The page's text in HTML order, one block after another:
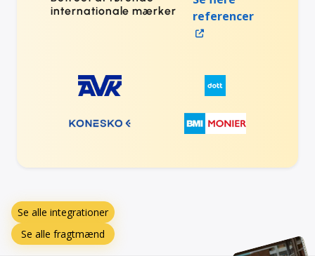
internationale mærker
referencer
Se alle integrationer
Se alle fragtmænd